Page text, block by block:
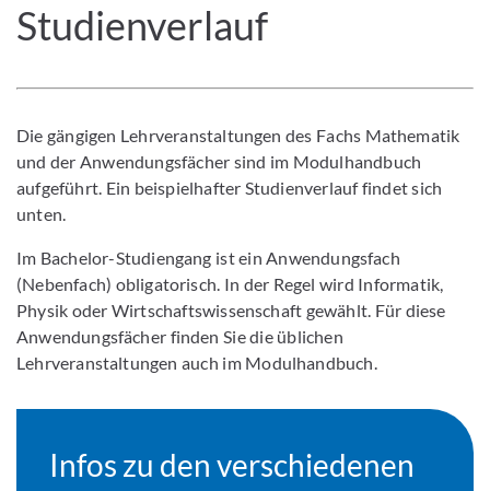
Studienverlauf
Die gängigen Lehrveranstaltungen des Fachs Mathematik
und der Anwendungsfächer sind im Modulhandbuch
aufgeführt. Ein beispielhafter Studienverlauf findet sich
unten.
Im Bachelor-Studiengang ist ein Anwendungsfach
(Nebenfach) obligatorisch. In der Regel wird Informatik,
Physik oder Wirtschaftswissenschaft gewählt. Für diese
Anwendungsfächer finden Sie die üblichen
Lehrveranstaltungen auch im Modulhandbuch.
Infos zu den verschiedenen